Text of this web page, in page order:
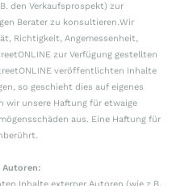
den Verkaufsprospekt) zur
Berater zu konsultieren.Wir
Richtigkeit, Angemessenheit,
zur Verfügung gestellten
veröffentlichten Inhalte
so geschieht dies auf eigenes
wir unsere Haftung für etwaige
aus. Eine Haftung für
Autoren: